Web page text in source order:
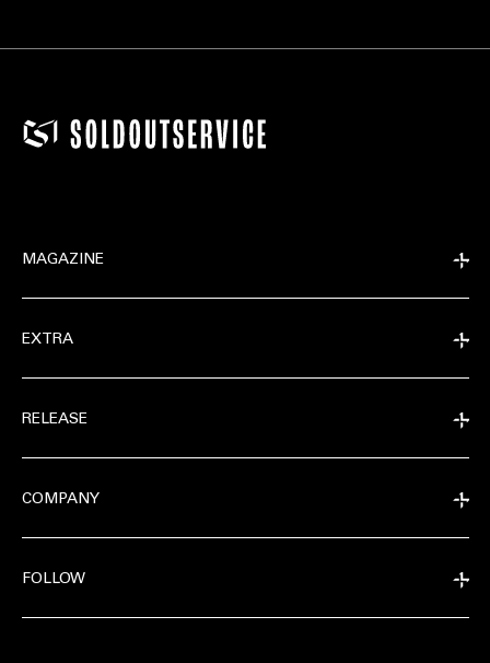
MAGAZINE
EXTRA
RELEASE
COMPANY
FOLLOW